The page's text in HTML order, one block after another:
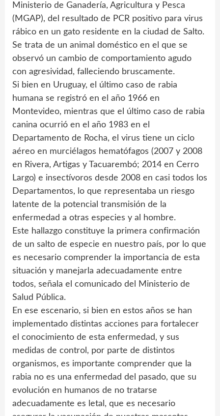
Ministerio de Ganadería, Agricultura y Pesca
(MGAP), del resultado de PCR positivo para virus
rábico en un gato residente en la ciudad de Salto.
Se trata de un animal doméstico en el que se
observó un cambio de comportamiento agudo
con agresividad, falleciendo bruscamente.
Si bien en Uruguay, el último caso de rabia
humana se registró en el año 1966 en
Montevideo, mientras que el último caso de rabia
canina ocurrió en el año 1983 en el
Departamento de Rocha, el virus tiene un ciclo
aéreo en murciélagos hematófagos (2007 y 2008
en Rivera, Artigas y Tacuarembó; 2014 en Cerro
Largo) e insectívoros desde 2008 en casi todos los
Departamentos, lo que representaba un riesgo
latente de la potencial transmisión de la
enfermedad a otras especies y al hombre.
Este hallazgo constituye la primera confirmación
de un salto de especie en nuestro país, por lo que
es necesario comprender la importancia de esta
situación y manejarla adecuadamente entre
todos, señala el comunicado del Ministerio de
Salud Pública.
En ese escenario, si bien en estos años se han
implementado distintas acciones para fortalecer
el conocimiento de esta enfermedad, y sus
medidas de control, por parte de distintos
organismos, es importante comprender que la
rabia no es una enfermedad del pasado, que su
evolución en humanos de no tratarse
adecuadamente es letal, que es necesario